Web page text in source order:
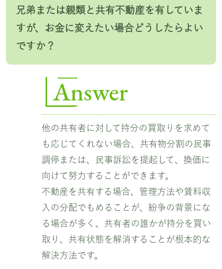
兄弟または親類と共有不動産を有していま
すが、お金に変えたい場合どうしたらよい
ですか？
Answer
他の共有者に対して持分の買取りを求めて
も応じてくれない場合、共有物分割の民事
調停または、民事訴訟を提起して、換価に
向けて努力することができます。
不動産を共有する場合、管理方法や賃料収
入の分配でもめることが、紛争の背景にな
る場合が多く、共有者の誰かが持分を買い
取り、共有状態を解消することが根本的な
解決方法です。